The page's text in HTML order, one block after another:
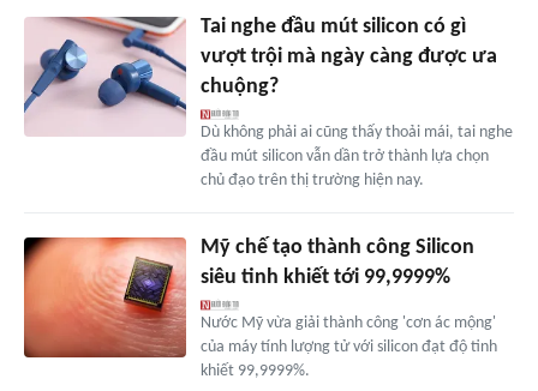
Tai nghe đầu mút silicon có gì
vượt trội mà ngày càng được ưa
chuộng?
Dù không phải ai cũng thấy thoải mái, tai nghe
đầu mút silicon vẫn dần trở thành lựa chọn
chủ đạo trên thị trường hiện nay.
Mỹ chế tạo thành công Silicon
siêu tinh khiết tới 99,9999%
Nước Mỹ vừa giải thành công 'cơn ác mộng'
của máy tính lượng tử với silicon đạt độ tinh
khiết 99,9999%.